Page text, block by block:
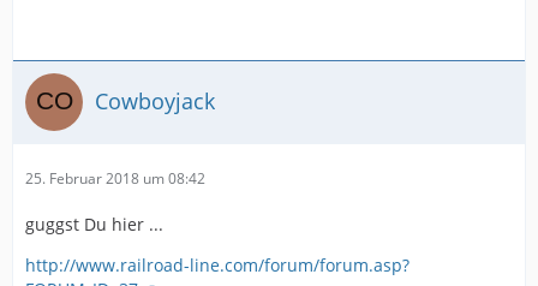
Cowboyjack
25. Februar 2018 um 08:42
guggst Du hier ...
http://www.railroad-line.com/forum/forum.asp?